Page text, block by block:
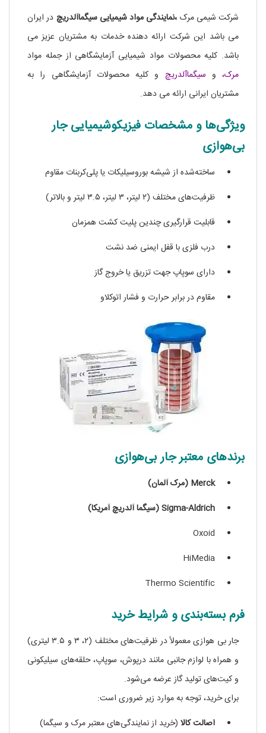
شرکت شیمی مرک ،نمایندگی مواد شیمیایی سیگماآلدریچ در ایران
می باشد این شرکت ارائه دهنده خدمات به مشتریان عزیز می
باشد. کلیه محصولات مواد شیمیایی آزمایشگاهی از جمله مواد
مرک، و سیگماآلدریچ و کلیه محصولات آزمایشگاهی را به
مشتریان ایرانی ارائه می دهد.
ویژگی‌ها و مشخصات فیزیکوشیمیایی جار
بی‌هوازی
ساخته‌شده از شیشه بوروسیلیکات یا پلی‌کربنات مقاوم
ظرفیت‌های مختلف (۲ لیتر، ۳ لیتر، ۳.۵ لیتر و بالاتر)
قابلیت قرارگیری چندین پلیت کشت همزمان
درب فلزی با قفل ایمنی ضد نشت
دارای سوپاپ جهت تزریق یا خروج گاز
مقاوم در برابر حرارت و فشار اتوکلاو
برندهای معتبر جار بی‌هوازی
Merck (مرک آلمان)
Sigma-Aldrich (سیگما آلدریچ آمریکا)
Oxoid
HiMedia
Thermo Scientific
فرم بسته‌بندی و شرایط خرید
جار بی‌ هوازی معمولاً در ظرفیت‌های مختلف (۲، ۳ و ۳.۵ لیتری)
و همراه با لوازم جانبی مانند درپوش، سوپاپ، حلقه‌های سیلیکونی
و کیت‌های تولید گاز عرضه می‌شود.
برای خرید، توجه به موارد زیر ضروری است:
اصالت کالا (خرید از نمایندگی‌های معتبر مرک و سیگما)